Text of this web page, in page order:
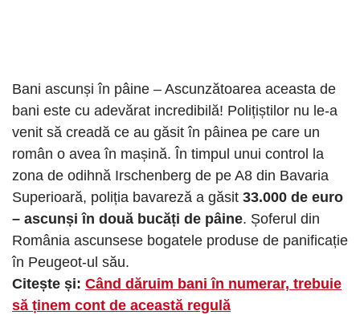
Bani ascunși în pâine – Ascunzătoarea aceasta de
bani este cu adevărat incredibilă! Polițiștilor nu le-a
venit să creadă ce au găsit în pâinea pe care un
român o avea în mașină. În timpul unui control la
zona de odihnă Irschenberg de pe A8 din Bavaria
Superioară, poliția bavareză a găsit 33.000 de euro
– ascunși în două bucăți de pâine. Șoferul din
România ascunsese bogatele produse de panificație
în Peugeot-ul său.
Citește și: Când dăruim bani în numerar, trebuie
să ținem cont de această regulă